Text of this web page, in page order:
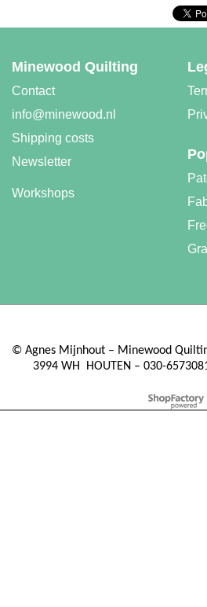
Minewood Quilting
Contact
info@minewood.nl
Shipping costs
Newsletter
Workshops
©Agnes Mijnhout – Minewood
3994 WH
HOUTEN – 030-
To create online store ShopFactory